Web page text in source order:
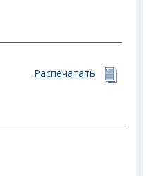
Распечатать